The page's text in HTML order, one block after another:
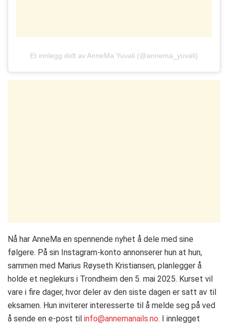
Et innlegg delt av AnneMa Yuvali (@annema_yuvali)
Nå har AnneMa en spennende nyhet å dele med sine
følgere. På sin Instagram-konto annonserer hun at hun,
sammen med Marius Røyseth Kristiansen, planlegger å
holde et neglekurs i Trondheim den 5. mai 2025. Kurset vil
vare i fire dager, hvor deler av den siste dagen er satt av til
eksamen. Hun inviterer interesserte til å melde seg på ved
å sende en e-post til info@annemanails.no. I innlegget